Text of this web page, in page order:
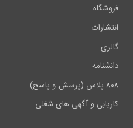
فروشگاه
انتشارات
گالری
دانشنامه
۸۰۸ پلاس (پرسش و پاسخ)
کاریابی و آگهی های شغلی